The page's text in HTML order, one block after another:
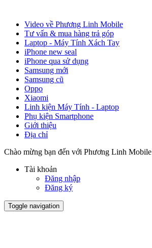
Video về Phương Linh Mobile
Tư vấn & mua hàng trả góp
Laptop - Máy Tính Xách Tay
iPhone new seal
iPhone qua sử dụng
Samsung mới
Samsung cũ
Oppo
Xiaomi
Linh kiện Máy Tính - Laptop
Phụ kiện Smartphone
Giới thiệu
Địa chỉ
Chào mừng bạn đến với Phương Linh Mobile
Tài khoản
Đăng nhập
Đăng ký
Toggle navigation